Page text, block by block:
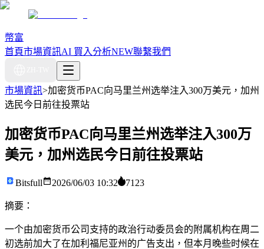
幣富
首頁市場資訊AI 買入分析NEW聯繫我們
市場資訊>加密货币PAC向马里兰州选举注入300万美元，加州
选民今日前往投票站
加密货币PAC向马里兰州选举注入300万
美元，加州选民今日前往投票站
Bitsfull 2026/06/03 10:32 7123
摘要：
一个由加密货币公司支持的政治行动委员会的附属机构在周二
初选前加大了在加利福尼亚州的广告支出，但本月晚些时候在